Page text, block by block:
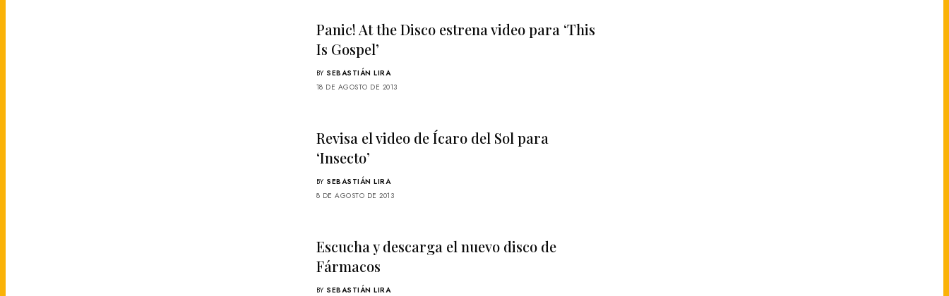
Panic! At the Disco estrena video para ‘This
Is Gospel’
BY SEBASTIÁN LIRA
18 DE AGOSTO DE 2013
Revisa el video de Ícaro del Sol para
‘Insecto’
BY SEBASTIÁN LIRA
8 DE AGOSTO DE 2013
Escucha y descarga el nuevo disco de
Fármacos
BY SEBASTIÁN LIRA